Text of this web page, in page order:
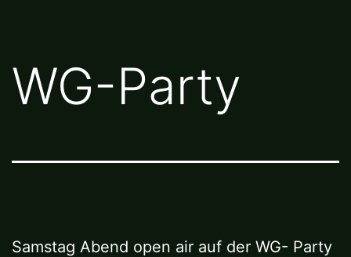
WG-Party
Samstag Abend open air auf der WG- Party